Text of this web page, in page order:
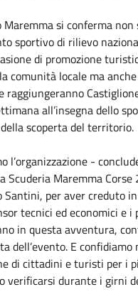
Maremma si conferma non
sportivo di rilievo
di promozione
comunità locale ma
raggiungeranno
all’insegna dello
scoperta del territorio.
l’organizzazione -
Scuderia Maremma Corse
Santini, per aver creduto
tecnici ed economici e i
in questa avventura,
dell’evento. E confidiamo
di cittadini e turisti per i
verificarsi durante i girni